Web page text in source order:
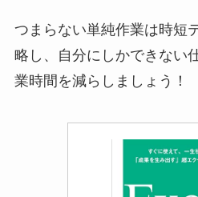
つまらない単純作業は時短
略し、自分にしかできない
業時間を減らしましょう！